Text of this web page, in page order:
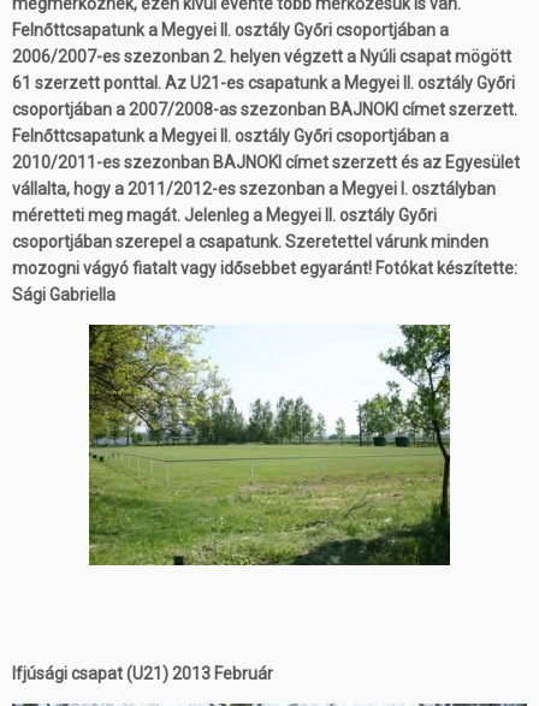
Felnőttcsapatunk a Megyei II. osztály Győri csoportjában a
2006/2007-es szezonban 2. helyen végzett a Nyúli csapat mögött
61 szerzett ponttal. Az U21-es csapatunk a Megyei II. osztály Győri
csoportjában a 2007/2008-as szezonban BAJNOKI címet szerzett.
Felnőttcsapatunk a Megyei II. osztály Győri csoportjában a
2010/2011-es szezonban BAJNOKI címet szerzett és az Egyesület
vállalta, hogy a 2011/2012-es szezonban a Megyei I. osztályban
méretteti meg magát. Jelenleg a Megyei II. osztály Győri
csoportjában szerepel a csapatunk. Szeretettel várunk minden
mozogni vágyó fiatalt vagy idősebbet egyaránt! Fotókat készítette:
Sági Gabriella
Ifjúsági csapat (U21) 2013 Február